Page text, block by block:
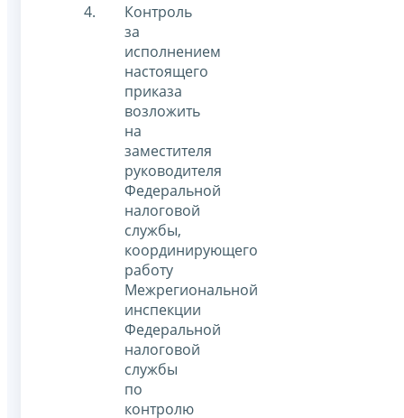
Контроль
за
исполнением
настоящего
приказа
возложить
на
заместителя
руководителя
Федеральной
налоговой
службы,
координирующего
работу
Межрегиональной
инспекции
Федеральной
налоговой
службы
по
контролю